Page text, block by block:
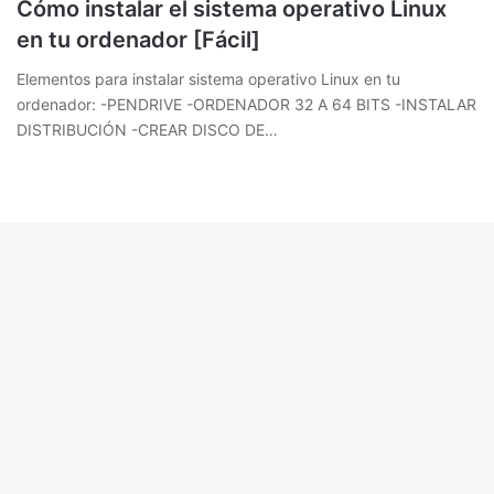
Cómo instalar el sistema operativo Linux
en tu ordenador [Fácil]
Elementos para instalar sistema operativo Linux en tu
ordenador: -PENDRIVE -ORDENADOR 32 A 64 BITS -INSTALAR
DISTRIBUCIÓN -CREAR DISCO DE…